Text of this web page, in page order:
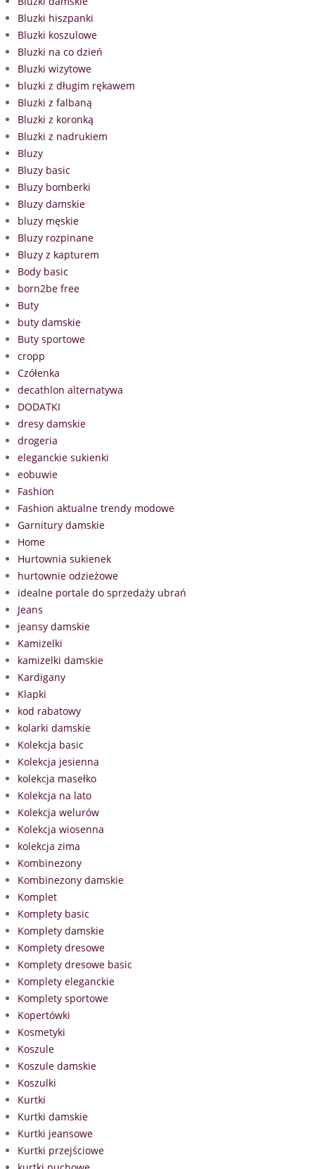
Bluzki hiszpanki
Bluzki koszulowe
Bluzki na co dzień
Bluzki wizytowe
bluzki z długim rękawem
Bluzki z falbaną
Bluzki z koronką
Bluzki z nadrukiem
Bluzy
Bluzy basic
Bluzy bomberki
Bluzy damskie
bluzy męskie
Bluzy rozpinane
Bluzy z kapturem
Body basic
born2be free
Buty
buty damskie
Buty sportowe
cropp
Czółenka
decathlon alternatywa
DODATKI
dresy damskie
drogeria
eleganckie sukienki
eobuwie
Fashion
Fashion aktualne trendy modowe
Garnitury damskie
Home
Hurtownia sukienek
hurtownie odzieżowe
idealne portale do sprzedaży ubrań
Jeans
jeansy damskie
Kamizelki
kamizelki damskie
Kardigany
Klapki
kod rabatowy
kolarki damskie
Kolekcja basic
Kolekcja jesienna
kolekcja masełko
Kolekcja na lato
Kolekcja welurów
Kolekcja wiosenna
kolekcja zima
Kombinezony
Kombinezony damskie
Komplet
Komplety basic
Komplety damskie
Komplety dresowe
Komplety dresowe basic
Komplety eleganckie
Komplety sportowe
Kopertówki
Kosmetyki
Koszule
Koszule damskie
Koszulki
Kurtki
Kurtki damskie
Kurtki jeansowe
Kurtki przejściowe